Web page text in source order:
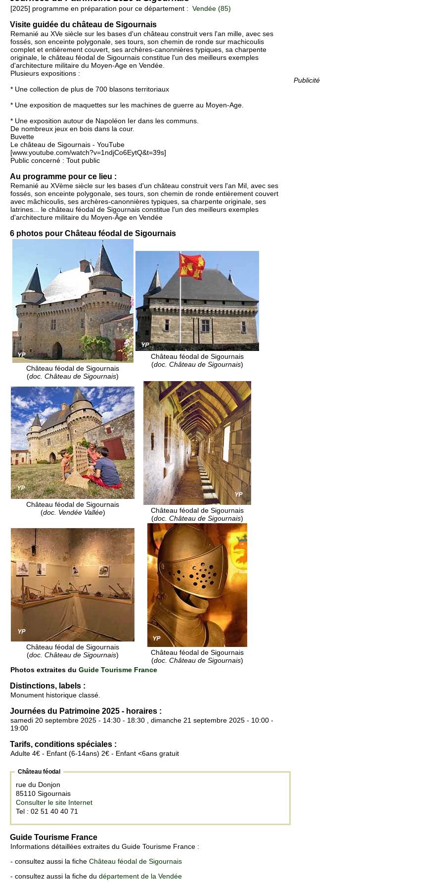
Publicité
[2025] programme en préparation pour ce département : Vendée (85)
Visite guidée du château de Sigournais
Remanié au XVe siècle sur les bases d'un château construit vers l'an mille, avec ses
fossés, son enceinte polygonale, ses tours, son chemin de ronde sur machicoulis
complet et entièrement couvert, ses archères-canonnières typiques, sa charpente
originale, le château féodal de Sigournais constitue l'un des meilleurs exemples
d'architecture militaire du Moyen-Age en Vendée.
Plusieurs expositions :
* Une collection de plus de 700 blasons territoriaux
* Une exposition de maquettes sur les machines de guerre au Moyen-Age.
* Une exposition autour de Napoléon Ier dans les communs.
De nombreux jeux en bois dans la cour.
Buvette
Le château de Sigournais - YouTube
[www.youtube.com/watch?v=1ndjCo6EytQ&t=39s]
Public concerné : Tout public
Au programme pour ce lieu :
Remanié au XVème siècle sur les bases d'un château construit vers l'an Mil, avec ses
fossés, son enceinte polygonale, ses tours, son chemin de ronde entièrement couvert
avec mâchicoulis, ses archères-canonnières typiques, sa charpente originale, ses
latrines... le château féodal de Sigournais constitue l'un des meilleurs exemples
d'architecture militaire du Moyen-Âge en Vendée
6 photos pour Château féodal de Sigournais
Château féodal de Sigournais
(doc. Château de Sigournais)
Château féodal de Sigournais
(doc. Château de Sigournais)
Château féodal de Sigournais
(doc. Vendée Vallée)
Château féodal de Sigournais
(doc. Château de Sigournais)
Château féodal de Sigournais
(doc. Château de Sigournais)
Château féodal de Sigournais
(doc. Château de Sigournais)
Photos extraites du Guide Tourisme France
Distinctions, labels :
Monument historique classé.
Journées du Patrimoine 2025 - horaires :
samedi 20 septembre 2025 - 14:30 - 18:30 , dimanche 21 septembre 2025 - 10:00 -
19:00
Tarifs, conditions spéciales :
Adulte 4€ - Enfant (6-14ans) 2€ - Enfant <6ans gratuit
Château féodal
rue du Donjon
85110 Sigournais
Consulter le site Internet
Tel : 02 51 40 40 71
Guide Tourisme France
Informations détaillées extraites du Guide Tourisme France :
- consultez aussi la fiche Château féodal de Sigournais
- consultez aussi la fiche du département de la Vendée